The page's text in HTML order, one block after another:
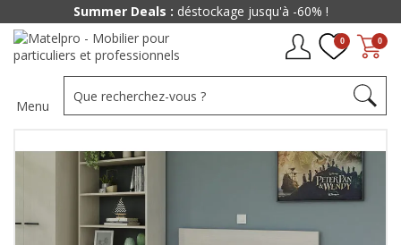
0
0
Menu
Summer Deals : déstockage jusqu'à -60% !